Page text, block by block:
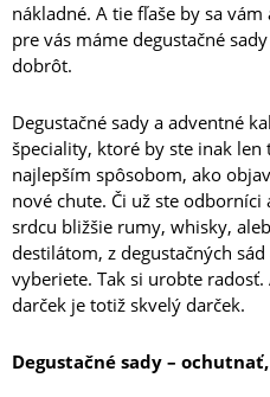
nákladné. A tie fľaše by sa
pre vás máme degustačné
dobrôt.
Degustačné sady a adventné
špeciality, ktoré by ste inak len
najlepším spôsobom, ako
nové chute. Či už ste
srdcu bližšie rumy, whisky,
destilátom, z degustačných
vyberiete. Tak si urobte
darček je totiž skvelý darček.
Degustačné sady –